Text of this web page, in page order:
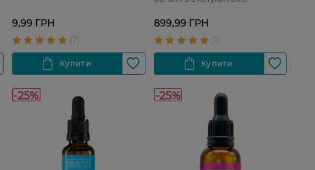
9,99 ГРН 899,99 ГРН
-25% -25%